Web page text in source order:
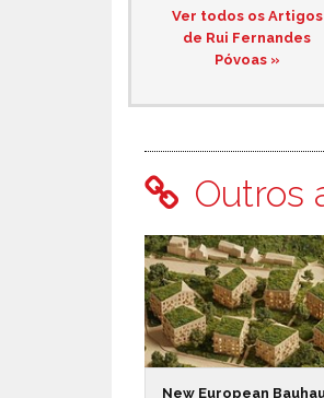
Ver todos os Artigos
de Rui Fernandes
Póvoas »
Outros
New European